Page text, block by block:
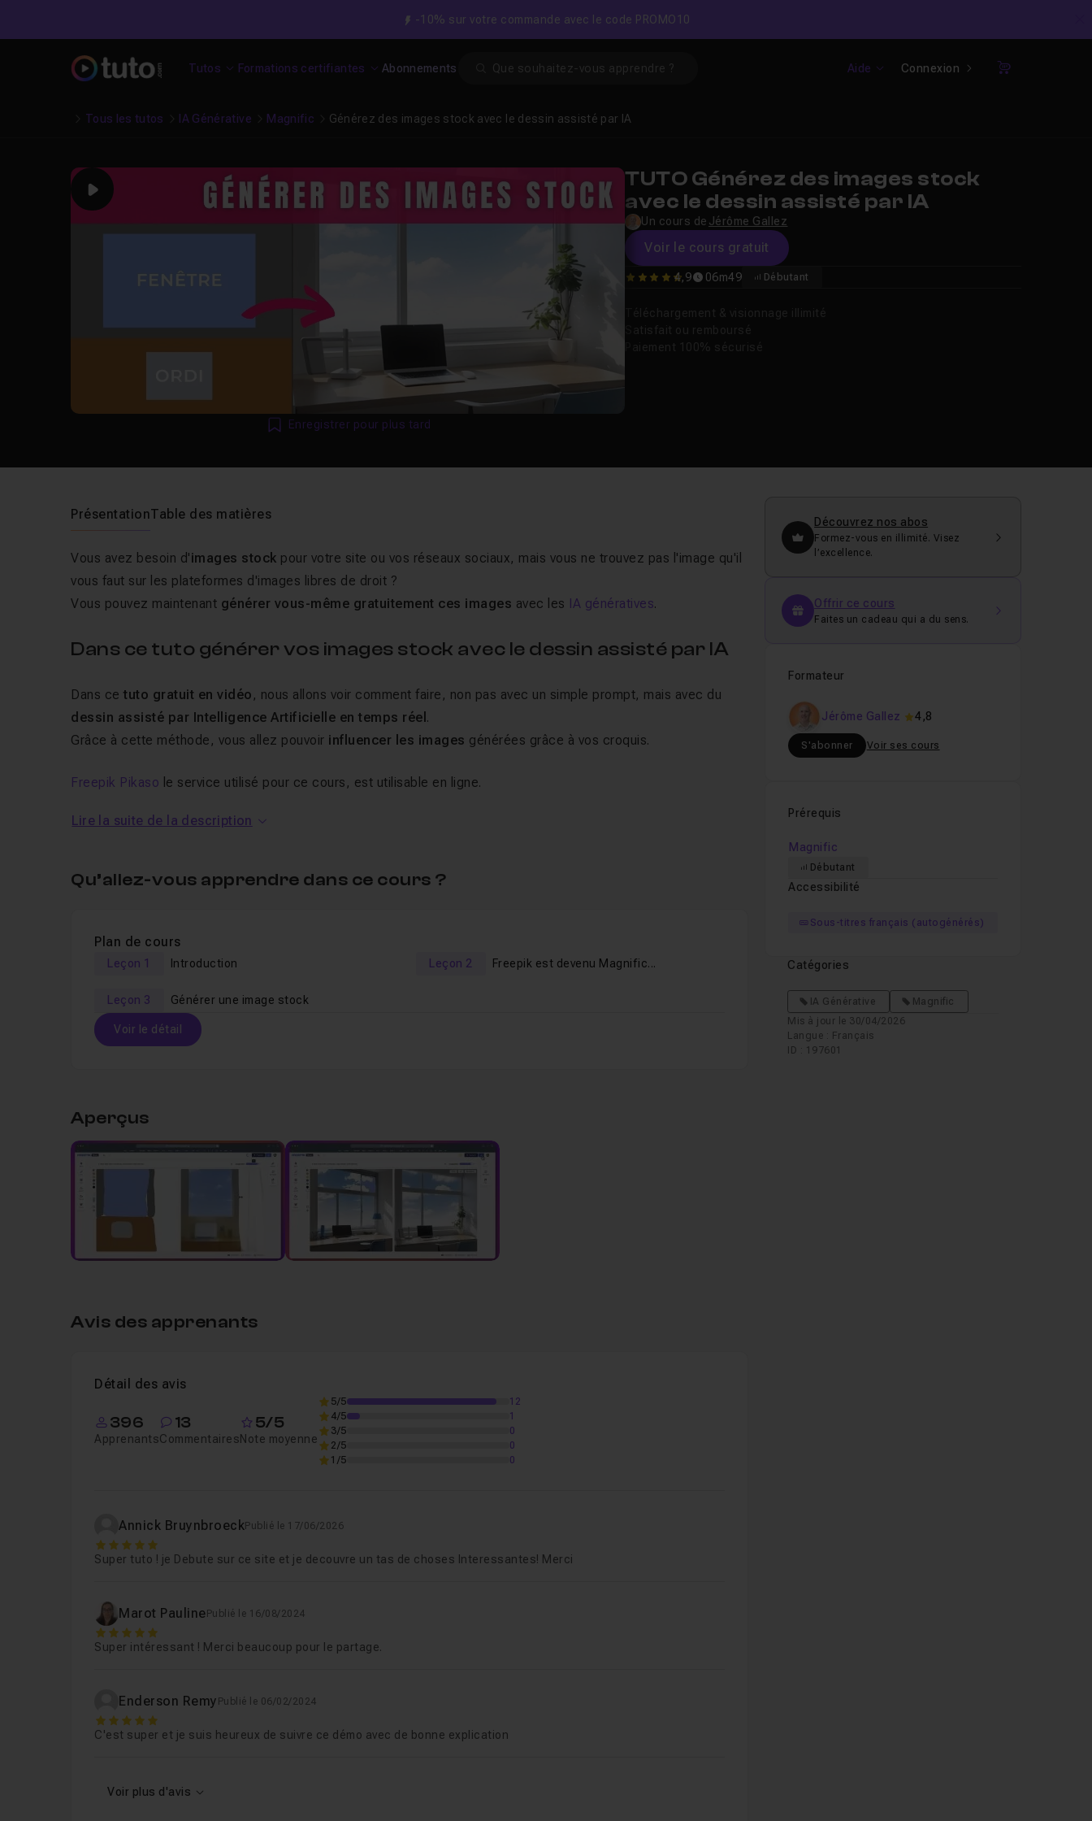
-10% sur votre commande avec le code PROMO10
Tutos Formations certifiantes Abonnements Aide Connexion
Panier
Tous les tutos IA Générative Magnific Générez des images stock avec le dessin assisté par IA
Play
Enregistrer pour plus tard
TUTO Générez des images stock
avec le dessin assisté par IA
Un cours de Jérôme Gallez
Voir le cours gratuit
4.9230769230769
4,9 06m49 Débutant
PrésentationTable des matières
Vous avez besoin d'images stock pour votre site ou vos réseaux sociaux, mais vous ne trouvez pas l'image qu'il
vous faut sur les plateformes d'images libres de droit ?
Vous pouvez maintenant générer vous-même gratuitement ces images avec les IA génératives.
Dans ce tuto générer vos images stock avec le dessin assisté par IA
Dans cetuto gratuit en vidéo , nous allons voir comment faire, non pas avec un simple prompt, mais avec du
dessin assisté par Intelligence Artificielle en temps réel .
Grâce à cette méthode, vous allez pouvoir influencer les images générées grâce à vos croquis.
Freepik Pikaso le service utilisé pour ce cours, est utilisable en ligne.
Lire la suite de la description
Qu’allez-vous apprendre dans ce cours ?
Plan de cours
Leçon 1 Introduction Leçon 2 Freepik est devenu Magnific...
Leçon 3 Générer une image stock
Voir le détail
Freepik est devenu Magnific... 58s
Leçon 3 Générer une image stock 04m43
Aperçus
Avis des apprenants
Détail des avis
396
Apprenants
13
Commentaires
5/5
Note moyenne
5/5
12
4/5
1
3/5
0
2/5
0
1/5
0
Annick BruynbroeckPublié le 17/06/2026
5
Super tuto ! je Debute sur ce site et je decouvre un tas de choses Interessantes! Merci
Marot Pauline Publié le 16/08/2024
5
Super intéressant ! Merci beaucoup pour le partage.
Enderson Remy Publié le 06/02/2024
5
C'est super et je suis heureux de suivre ce démo avec de bonne explication
Voir plus d'avis
Découvrez nos abos
Formez-vous en illimité. Visez
l’excellence.
Offrir ce cours
Faites un cadeau qui a du sens.
Formateur
Jérôme Gallez 4,8
S'abonner Voir ses cours
Prérequis
Magnific
Débutant
Accessibilité
Sous-titres français (autogénérés)
Catégories
IA Générative
Magnific
Mis à jour le 30/04/2026
Langue : Français
ID : 197601